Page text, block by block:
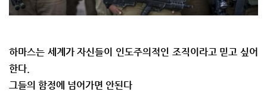
하마스는 세계가 자신들이 인도주의적인 조직이라고 믿고 싶어
한다.
그들의 함정에 넘어가면 안된다